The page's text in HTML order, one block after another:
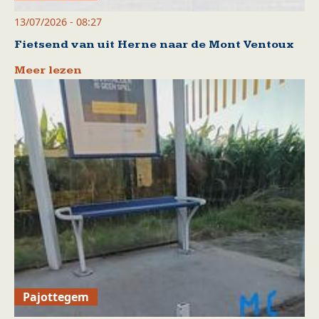
13/07/2026 - 08:27
Fietsend van uit Herne naar de Mont Ventoux
Meer lezen
Pajottegem